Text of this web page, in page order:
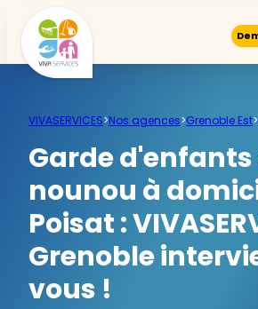
VIVASERVICES>Nos agences>Grenoble Est>
Garde d'enfants
nounou à
Poisat :
Grenoble
vous !